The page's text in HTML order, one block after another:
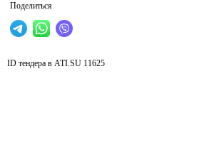
Поделиться
ID тендера в ATI.SU 11625